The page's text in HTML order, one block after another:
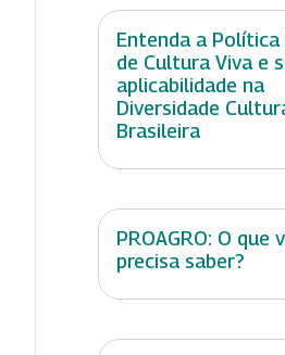
Entenda a Política
de Cultura Viva e
aplicabilidade na
Diversidade
Brasileira
PROAGRO: O que
precisa saber?